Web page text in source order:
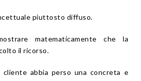
piuttosto diffuso.
matematicamente che la
il ricorso.
abbia perso una concreta e